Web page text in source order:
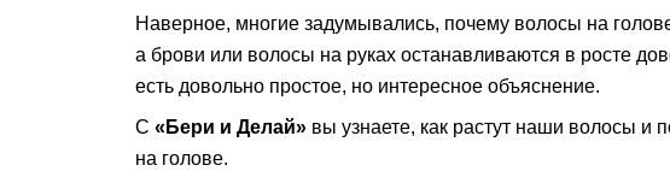
Наверное, многие задумывались, почему волосы на
а брови или волосы на руках останавливаются в росте
есть довольно простое, но интересное объяснение.
С «Бери и Делай» вы узнаете, как растут наши волосы и
на голове.